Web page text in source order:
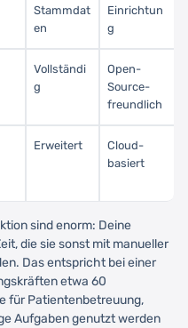
Stammdat
en
Einrichtun
g
Vollständi
g
Open-
Source-
freundlich
Erweitert
Cloud-
basiert
sind enorm: Deine
die sie sonst mit manueller
Das entspricht bei einer
etwa 60
für Patientenbetreuung,
Aufgaben genutzt werden